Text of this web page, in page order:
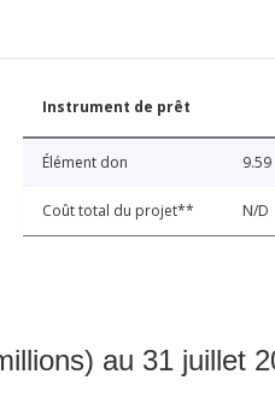
Instrument de prêt
Élément don 9.59
Coût total du projet** N/D
au 31 juillet